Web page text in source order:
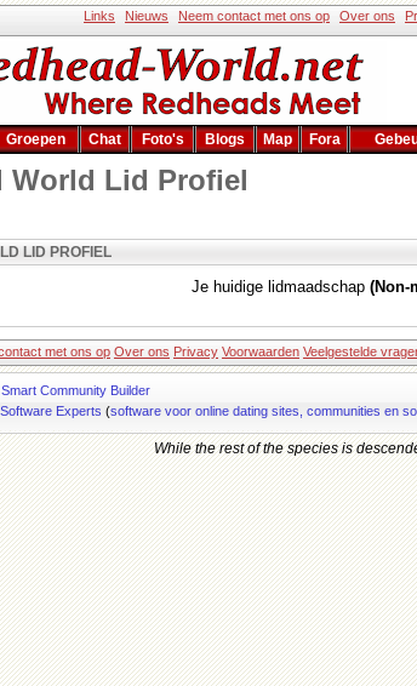
Links Nieuws Neem contact met ons op Over ons
Groepen Chat Foto's Blogs Map Fora
World Lid Profiel
LID PROFIEL
Je huidige lidmaadschap(Non-
met ons op Over ons Privacy Voorwaarden Veelgestelde
Community Builder
Experts (software voor online dating sites, communities en
While the rest of the species is